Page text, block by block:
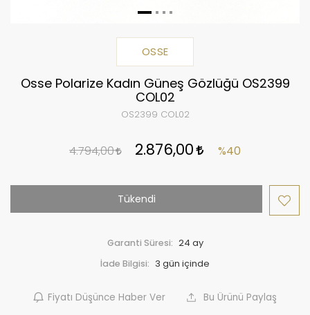
OSSE
Osse Polarize Kadın Güneş Gözlüğü OS2399
COL02
OS2399 COL02
4.794,00 2.876,00 %40
Tükendi
Garanti Süresi: 24 ay
İade Bilgisi:
Fiyatı Düşünce Haber Ver Bu Ürünü Paylaş